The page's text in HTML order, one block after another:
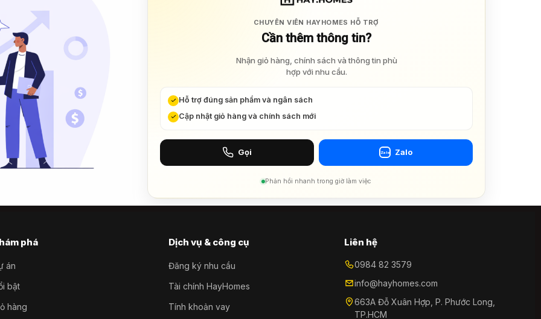
CHUYÊN VIÊN HAYHOMES HỖ TRỢ
Cần thêm thông tin?
Nhận giỏ hàng, chính sách và thông tin phù
hợp với nhu cầu.
Hỗ trợ đúng sản phẩm và ngân sách
Cập nhật giỏ hàng và chính sách mới
Gọi Zalo Zalo
Phản hồi nhanh trong giờ làm việc
phá
án
bật
hàng
Dịch vụ & công cụ
Đăng ký nhu cầu
Tài chính HayHomes
Tính khoản vay
Liên hệ
0984 82 3579
info@hayhomes.com
663A Đỗ Xuân Hợp, P. Phước Long,
TP.HCM